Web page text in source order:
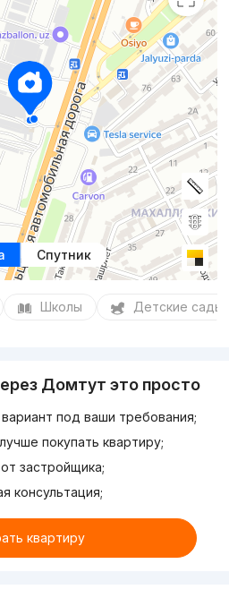
Спутник
Школы Детские сады
Домтут это просто
под ваши требования;
покупать квартиру;
застройщика;
консультация;
квартиру